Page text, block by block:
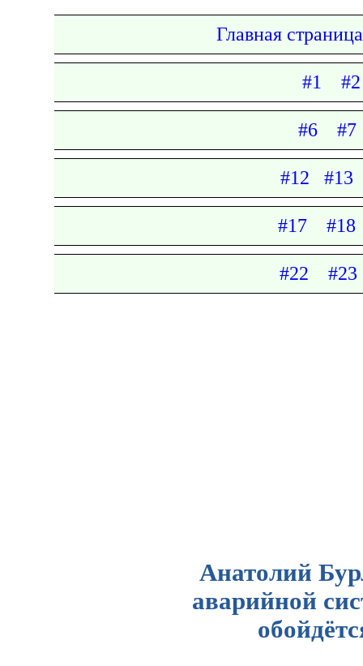
Главная
#1 #2
#6 #7
#12 #13
#17 #18
#22 #23
Анатолий
аварийной